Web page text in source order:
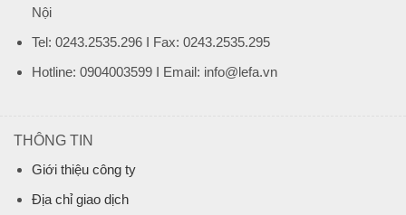
Nội
Tel: 0243.2535.296 I Fax: 0243.2535.295
Hotline: 0904003599 I Email: info@lefa.vn
THÔNG TIN
Giới thiệu công ty
Địa chỉ giao dịch